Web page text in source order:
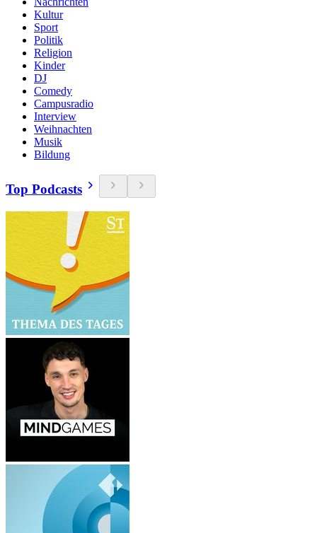
Kultur
Sport
Politik
Religion
Kinder
DJ
Comedy
Campusradio
Interview
Weihnachten
Musik
Bildung
Top Podcasts